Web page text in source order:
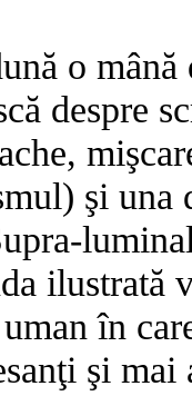
o
despre
şi una
ilustrată
în
şi mai